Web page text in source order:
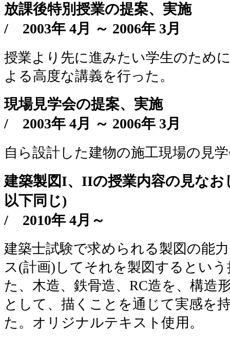
放課後特別授業の提案、実施
/ 2003年 4月 ～ 2006年 3月
授業より先に進みたい学生のため
よる高度な講義を行った。
現場見学会の提案、実施
/ 2003年 4月 ～ 2006年 3月
自ら設計した建物の施工現場の見
建築製図I、IIの授業内容の見なお
以下同じ)
/ 2010年 4月～
建築士試験で求められる製図の能
ス(計画)してそれを製図するとい
た、木造、鉄骨造、RC造を、構造
として、描くことを通じて実感を
た。オリジナルテキスト使用。